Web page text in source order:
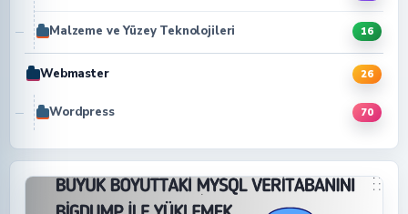
Malzeme ve Yüzey Teknolojileri 16
Webmaster 26
Wordpress 70